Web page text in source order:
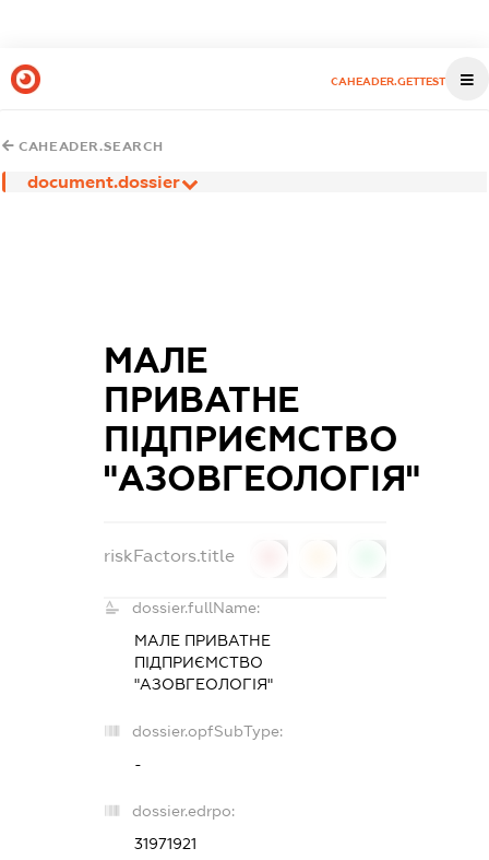
CAHEADER.GETTEST
CAHEADER.SEARCH
document.dossier
МАЛЕ
ПРИВАТНЕ
ПІДПРИЄМСТВО
"АЗОВГЕОЛОГІЯ"
riskFactors.title
dossier.fullName:
МАЛЕ ПРИВАТНЕ
ПІДПРИЄМСТВО
"АЗОВГЕОЛОГІЯ"
dossier.opfSubType:
-
dossier.edrpo:
31971921